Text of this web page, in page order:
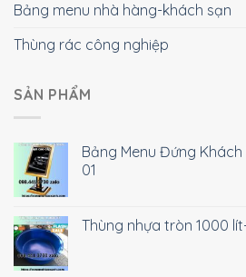
Bảng menu nhà hàng-khách sạn
Thùng rác công nghiệp
SẢN PHẨM
Bảng Menu Đứng
01
Thùng nhựa tròn 1000